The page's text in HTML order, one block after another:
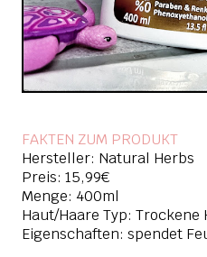
FAKTEN ZUM PRODUKT
Hersteller: Natural Herbs
Preis: 15,99€
Menge: 400ml
Haut/Haare Typ: Trockene
Eigenschaften: spendet